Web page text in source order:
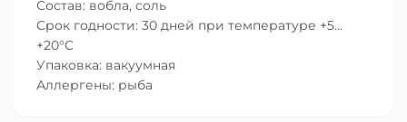
Состав: вобла, соль
Срок годности: 30 дней при температуре +5…
+20°C
Упаковка: вакуумная
Аллергены: рыба